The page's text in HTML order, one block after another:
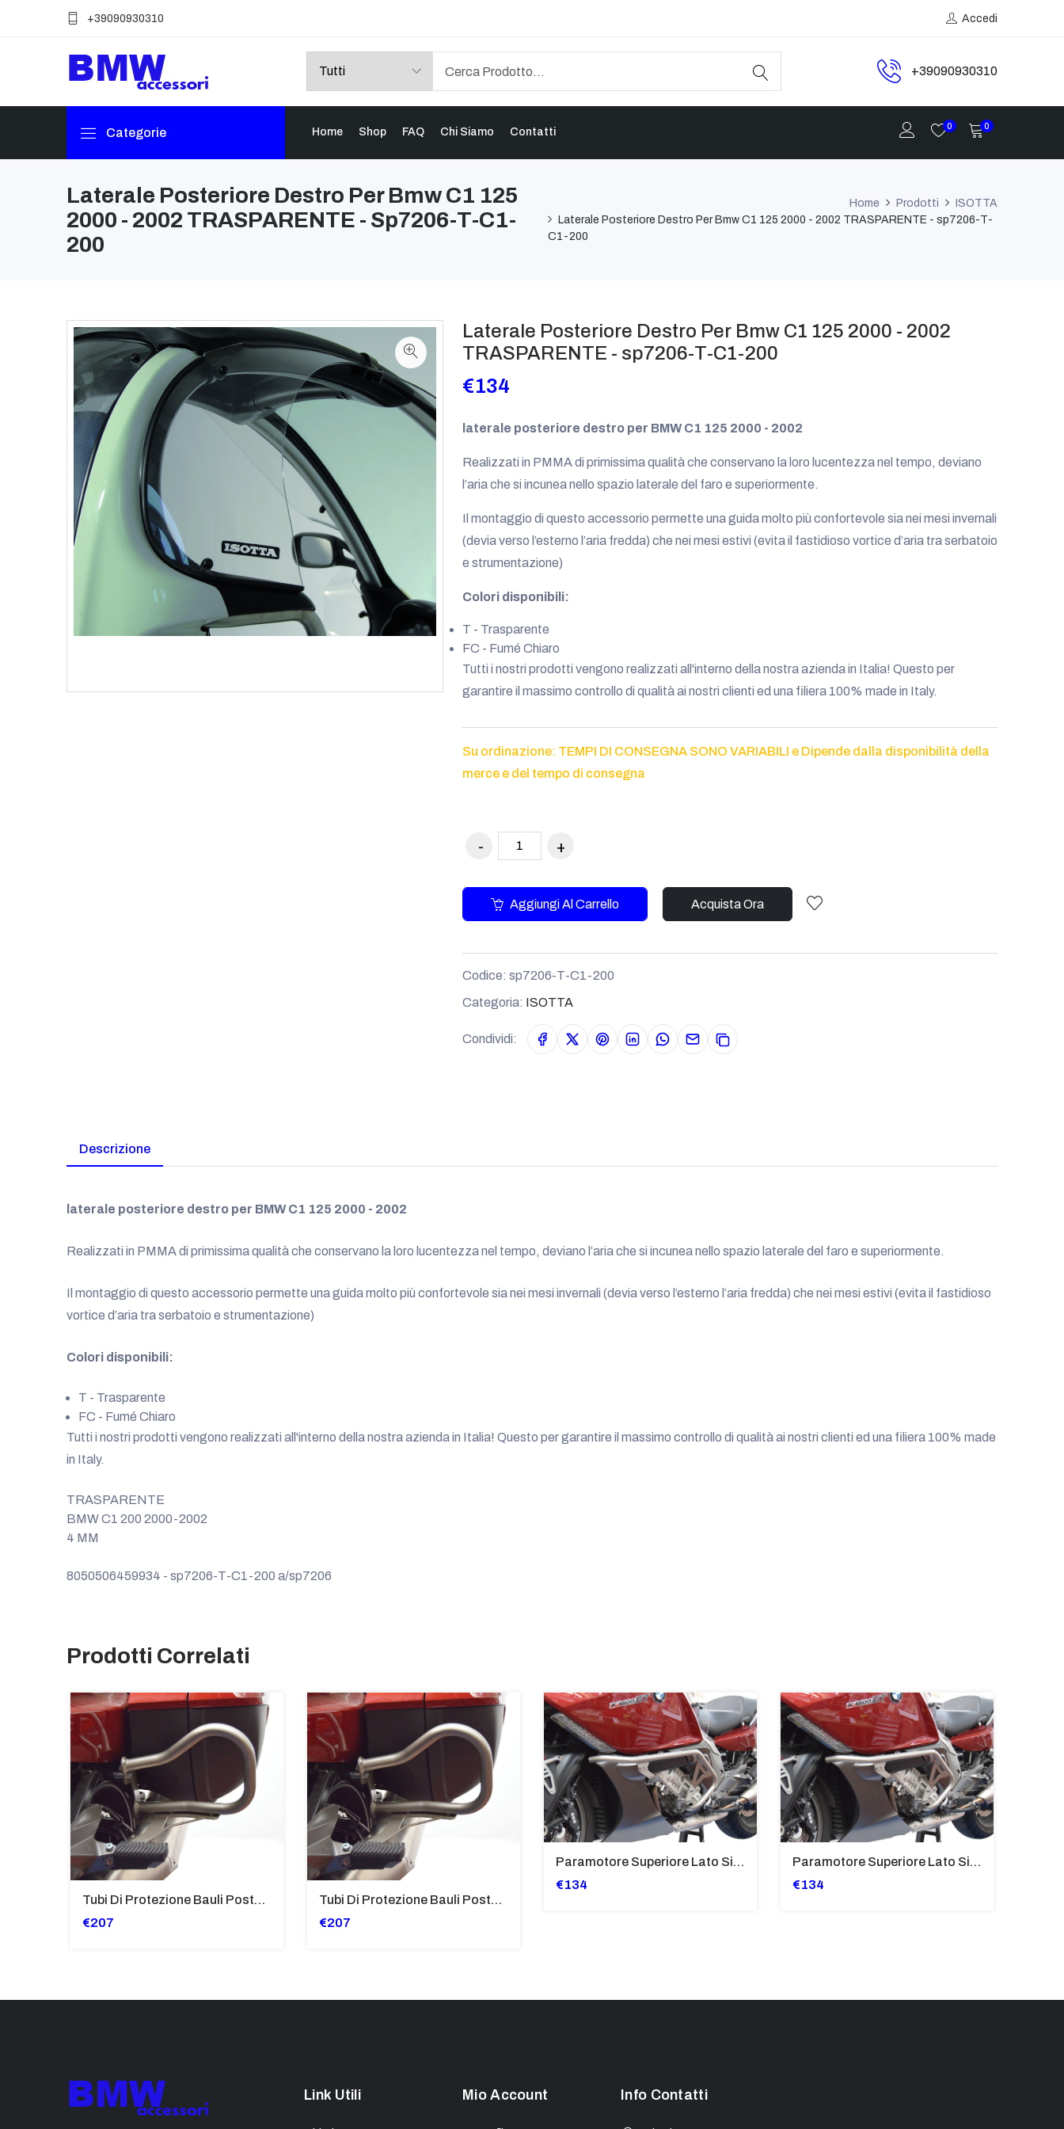
+39090930310 Accedi
+39090930310
Categorie Home Shop FAQ Chi Siamo Contatti 0 0
Laterale Posteriore Destro Per Bmw C1 125
2000 - 2002 TRASPARENTE - Sp7206-T-C1-
200
Home Prodotti
ISOTTA
Laterale Posteriore Destro Per Bmw C1 125 2000 - 2002 TRASPARENTE - sp7206-T-
C1-200
Laterale Posteriore Destro Per Bmw C1 125 2000 - 2002
TRASPARENTE - sp7206-T-C1-200
€134
laterale posteriore destro per BMW C1 125 2000 - 2002
Realizzati in PMMA di primissima qualità che conservano la loro lucentezza nel tempo, deviano
l’aria che si incunea nello spazio laterale del faro e superiormente.
Il montaggio di questo accessorio permette una guida molto più confortevole sia nei mesi invernali
(devia verso l’esterno l’aria fredda) che nei mesi estivi (evita il fastidioso vortice d’aria tra serbatoio
e strumentazione)
Colori disponibili:
T - Trasparente
FC - Fumé Chiaro
Tutti i nostri prodotti vengono realizzati all'interno della nostra azienda in Italia! Questo per
garantire il massimo controllo di qualità ai nostri clienti ed una filiera 100% made in Italy.
Su ordinazione: TEMPI DI CONSEGNA SONO VARIABILI e Dipende dalla disponibilità della
merce e del tempo di consegna
Aggiungi Al Carrello Acquista Ora
Codice: sp7206-T-C1-200
Categoria: ISOTTA
Condividi:
Descrizione
laterale posteriore destro per BMW C1 125 2000 - 2002
Realizzati in PMMA di primissima qualità che conservano la loro lucentezza nel tempo, deviano l’aria che si incunea nello spazio laterale del faro e superiormente.
Il montaggio di questo accessorio permette una guida molto più confortevole sia nei mesi invernali (devia verso l’esterno l’aria fredda) che nei mesi estivi (evita il fastidioso
vortice d’aria tra serbatoio e strumentazione)
Colori disponibili:
T - Trasparente
FC - Fumé Chiaro
Tutti i nostri prodotti vengono realizzati all'interno della nostra azienda in Italia! Questo per garantire il massimo controllo di qualità ai nostri clienti ed una filiera 100% made
in Italy.
TRASPARENTE
BMW C1 200 2000-2002
4 MM
8050506459934 - sp7206-T-C1-200 a/sp7206
Prodotti Correlati
Tubi Di Protezione Bauli Posteriori Per Bmw K 1600 Gt/Gtl (2010>2016) GIALLO - TB8025-K1600GTL
€207
Tubi Di Protezione Bauli Posteriori Per Bmw K 1600 Gt/Gtl (2010>2016) GIALLO - TB8025-K1600GT
€207
Paramotore Superiore Lato Sinistro Bmw K 1600 Gt/Gtl (2010>2016) - TB8024-K1600GTL
€134
Paramotore Superiore Lato Sinistro Bmw K 1600 Gt/Gtl (2010>2016) - TB8024-K1600GT
€134
Link Utili Mio Account Info Contatti